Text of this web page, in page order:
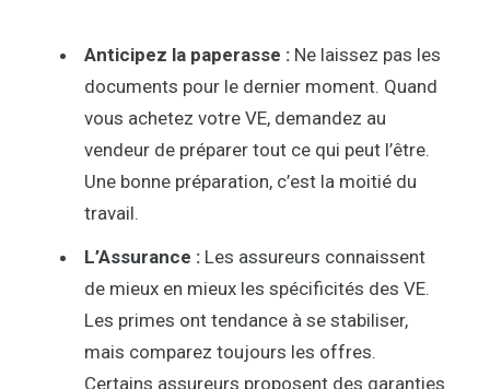
Anticipez la paperasse : Ne laissez pas les
documents pour le dernier moment. Quand
vous achetez votre VE, demandez au
vendeur de préparer tout ce qui peut l’être.
Une bonne préparation, c’est la moitié du
travail.
L’Assurance : Les assureurs connaissent
de mieux en mieux les spécificités des VE.
Les primes ont tendance à se stabiliser,
mais comparez toujours les offres.
Certains assureurs proposent des garanties